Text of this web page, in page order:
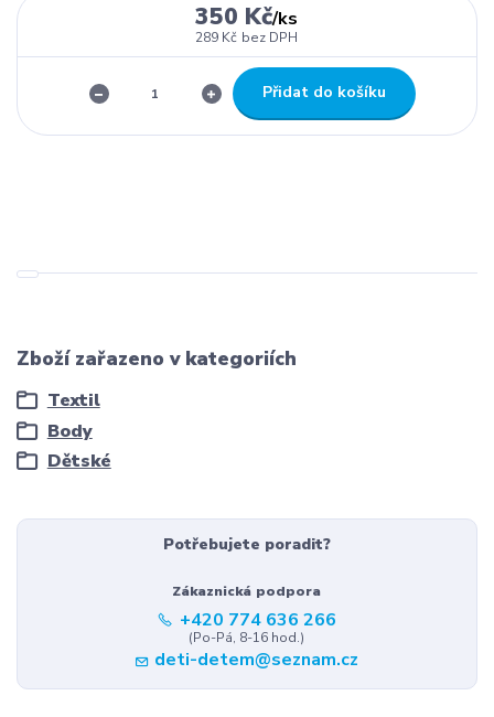
350 Kč/ks
289 Kč bez DPH
Přidat do košíku
Zboží zařazeno v kategoriích
Textil
Body
Dětské
Potřebujete poradit?
Zákaznická podpora
+420 774 636 266
(Po-Pá, 8-16 hod.)
deti-detem@seznam.cz